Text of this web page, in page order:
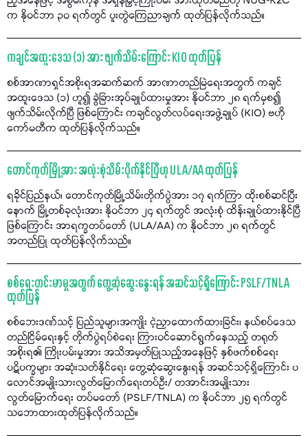
က နိုဝင်ဘာ ၃၀ ရက်တွင် ပူးတွဲကြေညာချက် ထုတ်ပြန်လိုက်သည်။
ကချင်အထူးဒေသ (၁) အား ဖျက်သိမ်းကြောင်း KIO ထုတ်ပြန်
စစ်အာဏာရှင်အစိုးရအဆက်ဆက် အာဏာတည်မြဲရေးအတွက် ကချင်
အထူးဒေသ (၁) ဟူ၍ ခွဲခြားအုပ်ချုပ်ထားမှုအား နိုဝင်ဘာ ၂၈ ရက်မှစ၍
ဖျက်သိမ်းလိုက်ပြီ ဖြစ်ကြောင်း ကချင်လွတ်လပ်ရေးအဖွဲ့ချုပ် (KIO) ဗဟို
ကော်မတီက ထုတ်ပြန်လိုက်သည်။
တောင်ကုတ်မြို့အား အလုံးစုံသိမ်းပိုက်နိုင်ပြီဟု ULA/AA ထုတ်ပြန်
ရခိုင်ပြည်နယ်၊ တောင်ကုတ်မြို့သိမ်းတိုက်ပွဲအား ၁၇ ရက်ကြာ ထိုးစစ်ဆင်ပြီး
နောက် မြို့တစ်ခုလုံးအား နိုဝင်ဘာ ၂၄ ရက်တွင် အလုံးစုံ ထိန်းချုပ်ထားနိုင်ပြီ
ဖြစ်ကြောင်း အာရက္ခတပ်တော် (ULA/AA) က နိုဝင်ဘာ ၂၈ ရက်တွင်
အတည်ပြု ထုတ်ပြန်လိုက်သည်။
စစ်ရေးတင်းမာမှုအတွက် တွေ့ဆုံဆွေးနွေးရန် အဆင်သင့်ရှိကြောင်း PSLF/TNLA
ထုတ်ပြန်
စစ်ဘေးဒဏ်သင့် ပြည်သူများအကျိုး ငဲ့ညှာထောက်ထားခြင်း၊ နယ်စပ်ဒေသ
တည်ငြိမ်ရေးနှင့် တိုက်ပွဲရပ်စဲရေး ကြားဝင်ဆောင်ရွက်နေသည့် တရုတ်
အစိုးရ၏ ကြိုးပမ်းမှုအား အသိအမှတ်ပြုသည့်အနေဖြင့် နှစ်ဖက်စစ်ရေး
ပဋိပက္ခများ အဆုံးသတ်နိုင်ရေး တွေ့ဆုံဆွေးနွေးရန် အဆင်သင့်ရှိကြောင်း ပ
လောင်အမျိုးသားလွတ်မြောက်ရေးတပ်ဦး/ တအာင်းအမျိုးသား
လွတ်မြောက်ရေး တပ်မတော် (PSLF/TNLA) က နိုဝင်ဘာ ၂၅ ရက်တွင်
သဘောထားထုတ်ပြန်လိုက်သည်။